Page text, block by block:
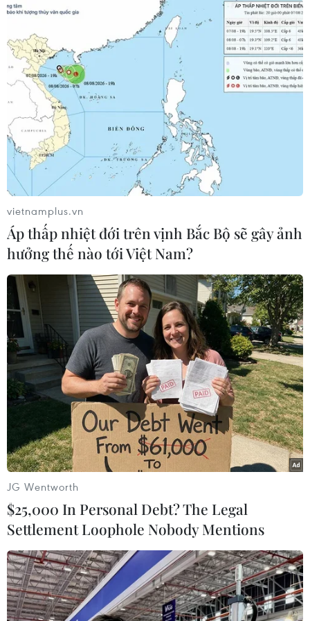
cầu chủ sở hữu súng cất giữ vũ khí an toàn, yêu
cầu kiểm tra lý lịch người sở hữu súng và chấm
dứt quyền miễn trừ đối với các nhà sản xuất
súng./.
(TTXVN/Vietnam+)
#Farmington #New Mexico
#Xả súng
#Thương vong
#Nghi phạm
#Bạo lực súng đạn
Theo dõi VietnamPlus
TIN LIÊN QUAN
vietnamplus.vn
Áp thấp nhiệt đới trên vịnh Bắc Bộ sẽ gây ảnh
hưởng thế nào tới Việt Nam?
JG Wentworth
$25,000 In Personal Debt? The Legal
Settlement Loophole Nobody Mentions